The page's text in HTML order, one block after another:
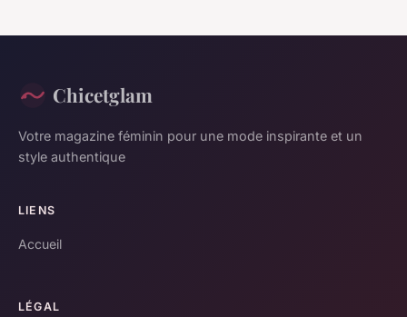
Chicetglam
Votre magazine féminin pour une mode inspirante et un
style authentique
LIENS
Accueil
LÉGAL